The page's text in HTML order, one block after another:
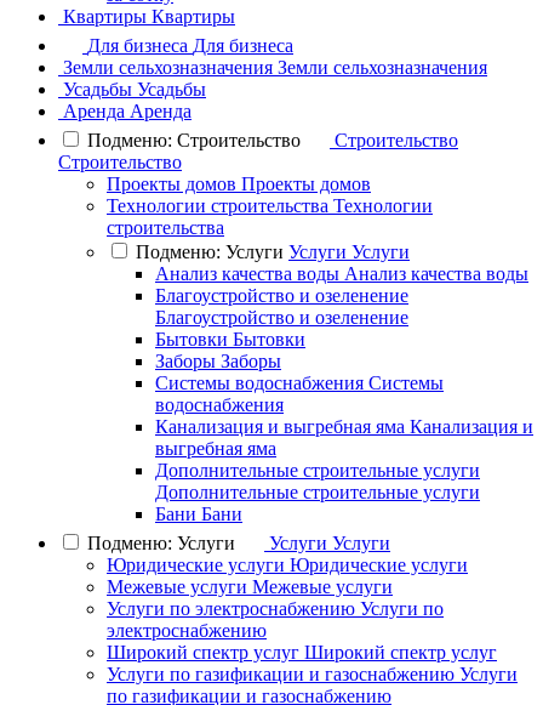
Квартиры Квартиры
Для бизнеса Для бизнеса
Земли сельхозназначения Земли сельхозназначения
Усадьбы Усадьбы
Аренда Аренда
Подменю: Строительство
Строительство
Строительство
Проекты домов Проекты домов
Технологии строительства Технологии
строительства
Подменю: Услуги Услуги Услуги
Анализ качества воды Анализ качества воды
Благоустройство и озеленение
Благоустройство и озеленение
Бытовки Бытовки
Заборы Заборы
Системы водоснабжения Системы
водоснабжения
Канализация и выгребная яма Канализация и
выгребная яма
Дополнительные строительные услуги
Дополнительные строительные услуги
Бани Бани
Подменю: Услуги
Услуги Услуги
Юридические услуги Юридические услуги
Межевые услуги Межевые услуги
Услуги по электроснабжению Услуги по
электроснабжению
Широкий спектр услуг Широкий спектр услуг
Услуги по газификации и газоснабжению Услуги
по газификации и газоснабжению